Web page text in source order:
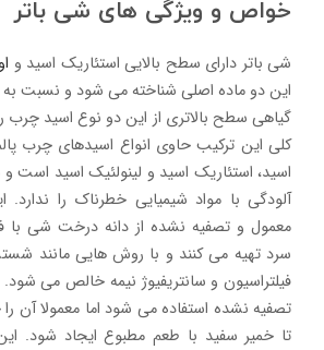
خواص و ویژگی های شی باتر
شی باتر دارای سطح بالایی استئاریک اسید و
این دو ماده اصلی شناخته می شود و نسبت به
گیاهی سطح بالاتری از این دو نوع اسید چرب
کلی این ترکیب حاوی انواع اسیدهای چرب
اسید، استئاریک اسید و لینولئیک اسید
آلودگی با مواد شیمیایی خطرناک را ندارد.
معمول و تصفیه نشده از دانه درخت شی با
سرد تهیه می کنند و با روش هایی مانند
فیلتراسیون و سانتریفیوژ نیمه خالص می
تصفیه نشده استفاده می شود اما معمولا آن
تا خمیر سفید با طعم مطبوع ایجاد شود.